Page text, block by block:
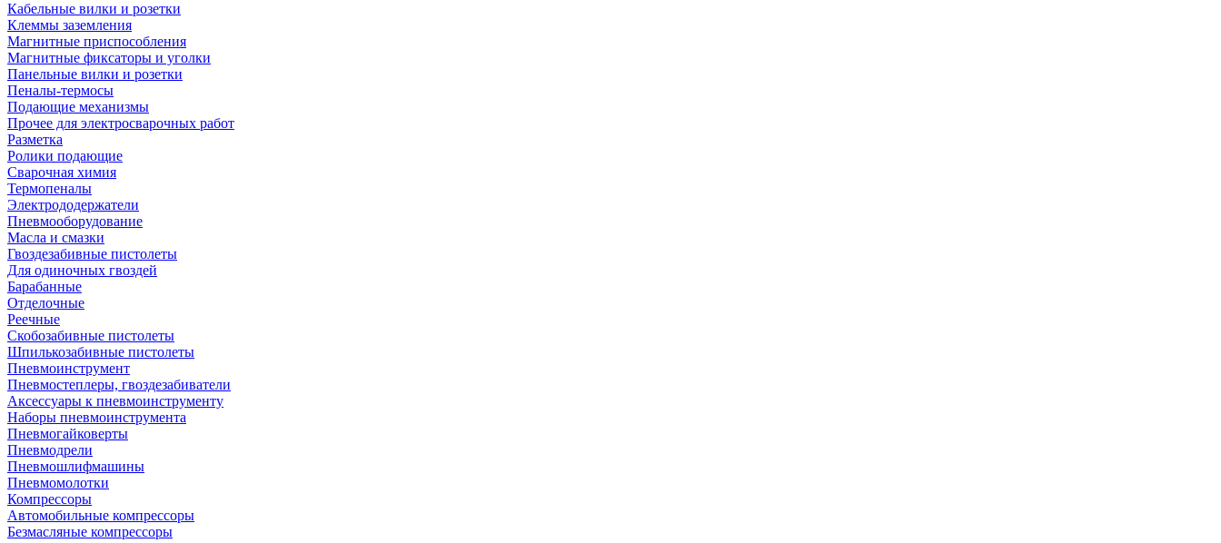
Кабельные вилки и розетки
Клеммы заземления
Магнитные приспособления
Магнитные фиксаторы и уголки
Панельные вилки и розетки
Пеналы-термосы
Подающие механизмы
Прочее для электросварочных работ
Разметка
Ролики подающие
Сварочная химия
Термопеналы
Электрододержатели
Пневмооборудование
Масла и смазки
Гвоздезабивные пистолеты
Для одиночных гвоздей
Барабанные
Отделочные
Реечные
Скобозабивные пистолеты
Шпилькозабивные пистолеты
Пневмоинструмент
Пневмостеплеры, гвоздезабиватели
Аксессуары к пневмоинструменту
Наборы пневмоинструмента
Пневмогайковерты
Пневмодрели
Пневмошлифмашины
Пневмомолотки
Компрессоры
Автомобильные компрессоры
Безмасляные компрессоры